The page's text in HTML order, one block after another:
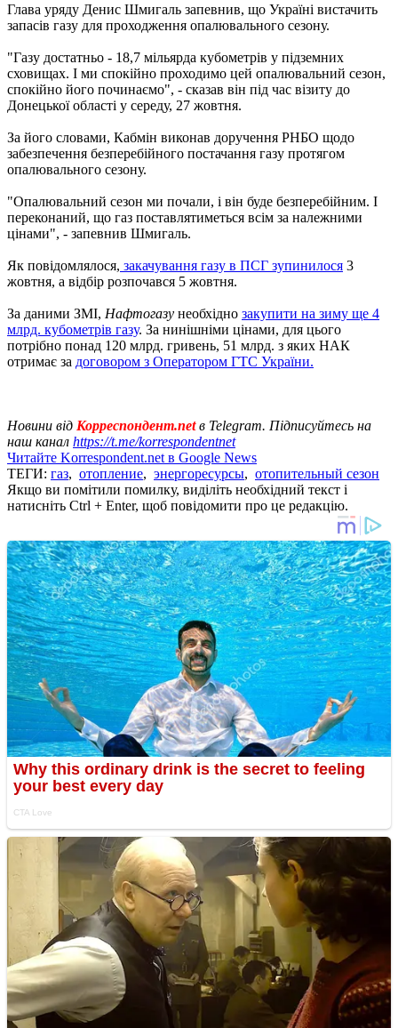
Глава уряду Денис Шмигаль запевнив, що Україні вистачить
запасів газу для проходження опалювального сезону.
"Газу достатньо - 18,7 мільярда кубометрів у підземних
сховищах. І ми спокійно проходимо цей опалювальний сезон,
спокійно його починаємо", - сказав він під час візиту до
Донецької області у середу, 27 жовтня.
За його словами, Кабмін виконав доручення РНБО щодо
забезпечення безперебійного постачання газу протягом
опалювального сезону.
"Опалювальний сезон ми почали, і він буде безперебійним. І
переконаний, що газ поставлятиметься всім за належними
цінами", - запевнив Шмигаль.
Як повідомлялося, закачування газу в ПСГ зупинилося 3
жовтня, а відбір розпочався 5 жовтня.
За даними ЗМІ, Нафтогазу необхідно закупити на зиму ще 4
млрд. кубометрів газу. За нинішніми цінами, для цього
потрібно понад 120 млрд. гривень, 51 млрд. з яких НАК
отримає за договором з Оператором ГТС України.
Новини від Корреспондент.netв Telegram. Підписуйтесь на
наш канал https://t.me/korrespondentnet
Читайте Korrespondent.net в Google News
ТЕГИ: газ, отопление, энергоресурсы, отопительный сезон
Якщо ви помітили помилку, виділіть необхідний текст і
натисніть Ctrl + Enter, щоб повідомити про це редакцію.